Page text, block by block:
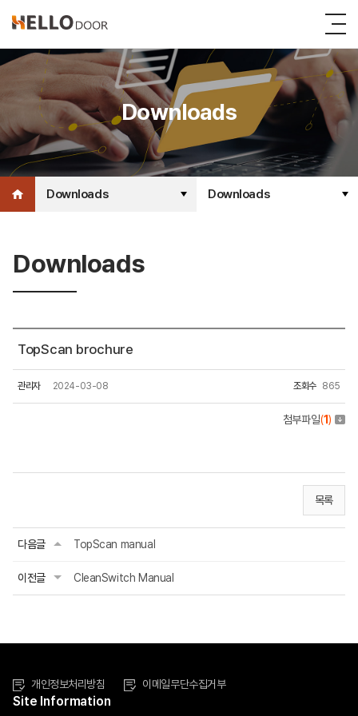
Downloads
Downloads Downloads
Downloads
TopScan brochure
관리자 2024-03-08 조회수 865
첨부파일(1)
목록
다음글 TopScan manual
이전글 CleanSwitch Manual
Site Information
개인정보처리방침 이메일무단수집거부